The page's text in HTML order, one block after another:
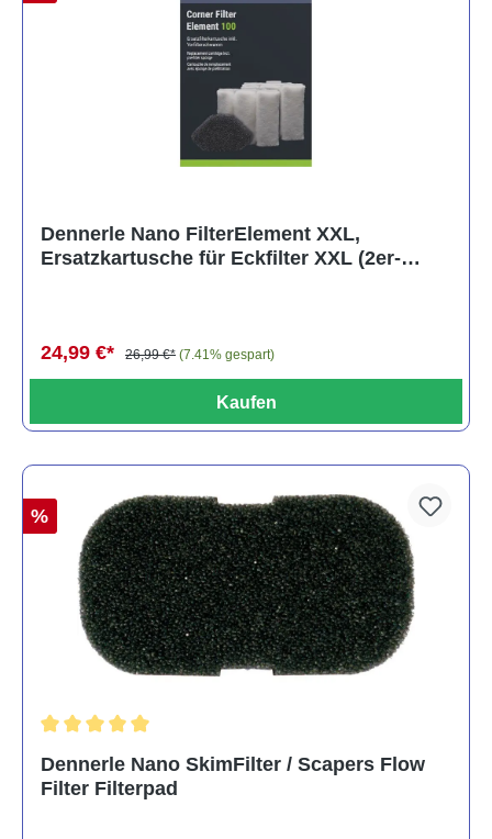
Dennerle Nano FilterElement XXL,
Ersatzkartusche für Eckfilter XXL (2er-
24,99 €* 26,99 €* (7.41% gespart)
Kaufen
%
Dennerle Nano SkimFilter / Scapers Flow
Filter Filterpad